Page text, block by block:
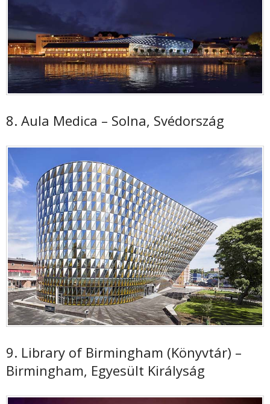
8. Aula Medica – Solna, Svédország
9. Library of Birmingham (Könyvtár) –
Birmingham, Egyesült Királyság